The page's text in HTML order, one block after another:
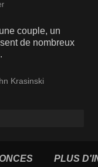
couple, un
de nombreux
Krasinski
PLUS